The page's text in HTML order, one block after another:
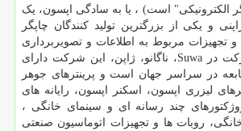
الکترونیکی" است) ، یا به سادگی اپسون، یک
و یکی از بزرگترین تولید کنندگان چاپگر
تجهیزات مربوط به اطلاعات و تصویربرداری
در Suwa، ناگانو، ژاپن، این شرکت دارای
در سراسر جهان است و پرینترهای جوهر
لیزری اپسون، اسکنر اپسون، رایانه های
چند رسانه ای و سینمای خانگی ،
روبات ها و تجهیزات اتوماسیون صنعتی